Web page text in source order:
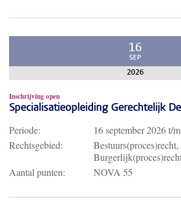
16
SEP
2026
Inschrijving open
Specialisatieopleiding Gerechtelijk
Periode: 16 september 2026t/m
Rechtsgebied:
Bestuurs(proces)recht,
Aantal punten:
NOVA 55